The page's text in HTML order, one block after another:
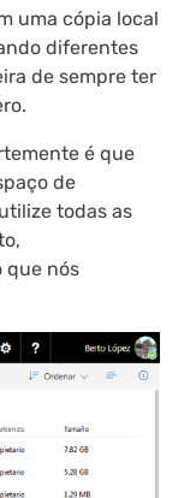
uma cópia local
diferentes
de sempre ter
é que
de
todas as
que nós